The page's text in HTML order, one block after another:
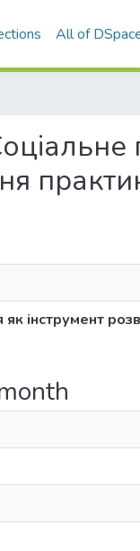
All of
інструмент